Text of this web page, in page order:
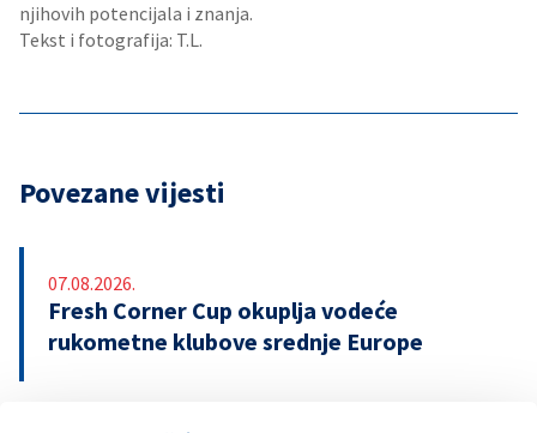
njihovih potencijala i znanja.
Tekst i fotografija: T.L.
Povezane vijesti
07.08.2026.
Fresh Corner Cup okuplja vodeće
rukometne klubove srednje Europe